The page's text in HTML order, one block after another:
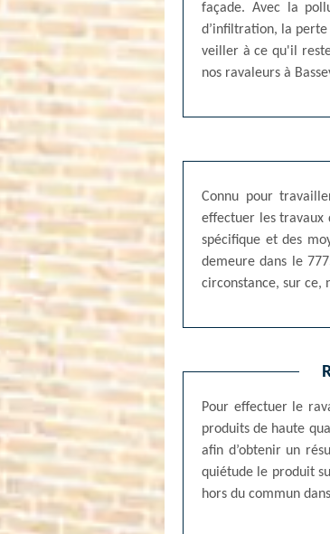
façade. Avec la
d’infiltration, la
veiller à ce qu'il
nos ravaleurs à
Connu pour
effectuer les travaux
spécifique et des
demeure dans le
circonstance, sur ce,
Pour effectuer le
produits de haute
afin d’obtenir un
quiétude le produit
hors du commun